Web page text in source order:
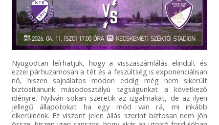
Nyugodtan leírhatjuk, hogy a visszaszámlálás elindult és
ezzel párhuzamosan a tét és a feszültség is exponenciálisan
nő, hiszen sajnálatos módon eddig még nem sikerült
biztosítanunk másodosztályú tagságunkat a következő
idényre. Nyilván sokan szeretik az izgalmakat, de az ilyen
jellegű állapotokat ha egy mód van rá, mi inkább
elkerülnénk. Ez viszont jelen állás szerint biztosan nem jön